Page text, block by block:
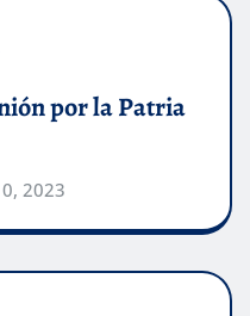
por la Patria
2023